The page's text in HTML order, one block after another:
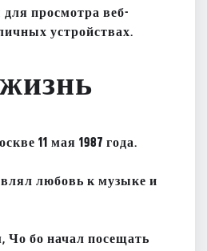
просмотра веб-
устройствах.
11 мая 1987 года.
любовь кмузыке и
Чо бо начал посещать